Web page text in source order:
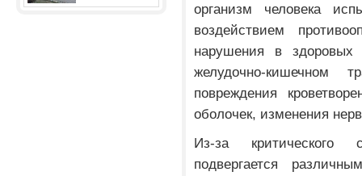
организм человека
воздействием
нарушения в здоровых
желудочно-кишечном
повреждения
оболочек, изменения
Из-за критического
подвергается